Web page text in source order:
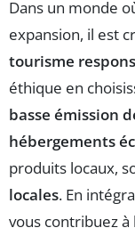
Dans un monde
expansion, il est
tourisme
éthique en
basse émission
hébergements
produits locaux,
locales. En
vous contribuez